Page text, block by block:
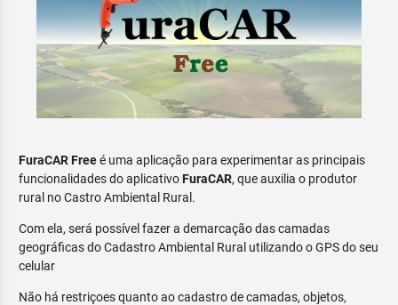
FuraCAR Freeé uma aplicação para experimentar as principais
funcionalidades do aplicativoFuraCAR, que auxilia o produtor
rural no Castro Ambiental Rural.
Com ela, será possível fazer a demarcação das camadas
geográficas do Cadastro Ambiental Rural utilizando o GPS do seu
celular
Não há restriçoes quanto ao cadastro de camadas, objetos,